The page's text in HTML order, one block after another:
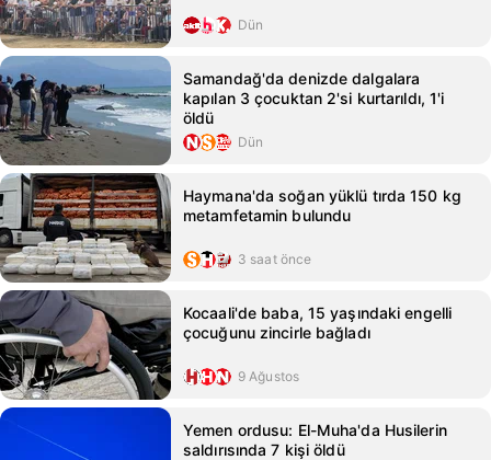
Dün
Samandağ'da denizde dalgalara
kapılan 3 çocuktan 2'si kurtarıldı, 1'i
öldü
Dün
Haymana'da soğan yüklü tırda 150 kg
metamfetamin bulundu
3 saat önce
Kocaali'de baba, 15 yaşındaki engelli
çocuğunu zincirle bağladı
9 Ağustos
Yemen ordusu: El-Muha'da Husilerin
saldırısında 7 kişi öldü